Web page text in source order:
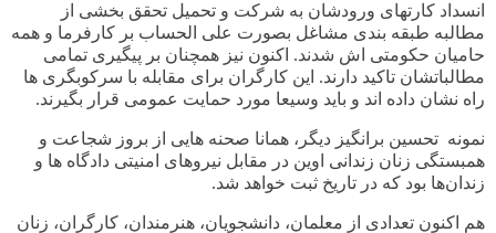
انسداد کارتهای ورودشان به شرکت و تحمیل تحقق بخشی از
مطالبه طبقه بندی مشاغل بصورت علی الحساب بر کارفرما و همه
حامیان حکومتی اش شدند. اکنون نیز همچنان بر پیگیری تمامی
مطالباتشان تاکید دارند. این کارگران برای مقابله با سرکوبگری ها
راه نشان داده اند و باید وسیعا مورد حمایت عمومی قرار بگیرند.
نمونه تحسین برانگیز دیگر، همانا صحنه هایی از بروز شجاعت و
همبستگی زنان زندانی اوین در مقابل نیروهای امنیتی دادگاه ها و
زندان‌ها بود که در تاریخ ثبت خواهد شد.
هم اکنون تعدادی از معلمان، دانشجویان، هنرمندان، کارگران، زنان